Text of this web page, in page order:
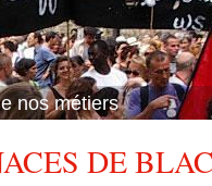
nos métiers
DE